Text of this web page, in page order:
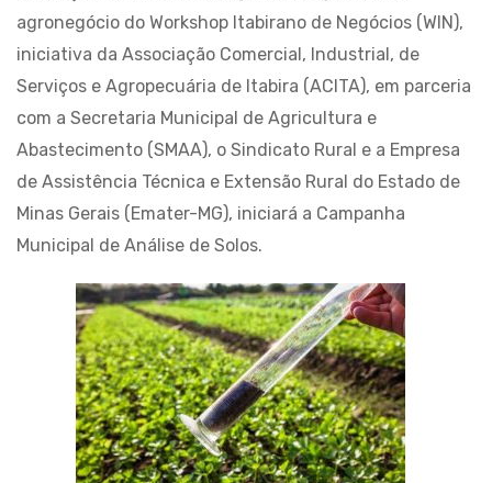
agronegócio do Workshop Itabirano de Negócios (WIN),
iniciativa da Associação Comercial, Industrial, de
Serviços e Agropecuária de Itabira (ACITA), em parceria
com a Secretaria Municipal de Agricultura e
Abastecimento (SMAA), o Sindicato Rural e a Empresa
de Assistência Técnica e Extensão Rural do Estado de
Minas Gerais (Emater-MG), iniciará a Campanha
Municipal de Análise de Solos.